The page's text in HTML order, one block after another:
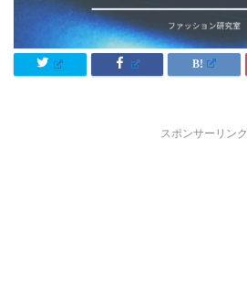
スポンサーリンク